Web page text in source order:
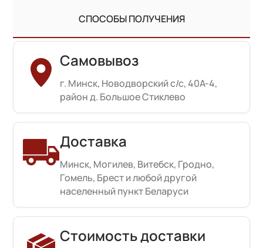
СПОСОБЫ ПОЛУЧЕНИЯ
Самовывоз
г. Минск, Новодворский с/с, 40А-4,
район д. Большое Стиклево
Доставка
Минск, Могилев, Витебск, Гродно,
Гомель, Брест и любой другой
населенный пункт Беларуси
Стоимость доставки